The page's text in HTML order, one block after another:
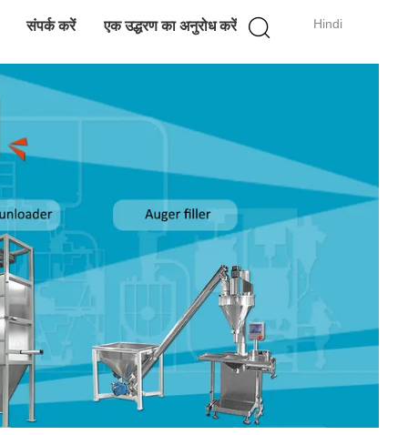
Hindi
संपर्क करें एक उद्धरण का अनुरोध करें